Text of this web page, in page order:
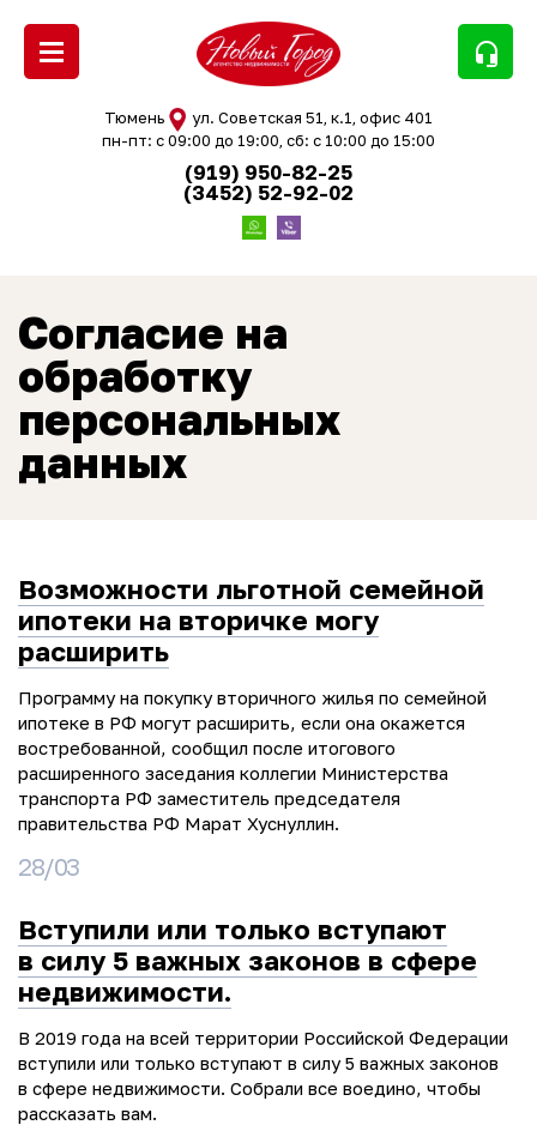
headset_mic
Тюмень
ул. Советская 51, к.1, офис 401
пн-пт: с 09:00 до 19:00, сб: с 10:00 до 15:00
(919) 950-82-25
(3452) 52-92-02
Согласие на
обработку
персональных
данных
Возможности льготной семейной
ипотеки на вторичке могу
расширить
Программу на покупку вторичного жилья по семейной
ипотеке в РФ могут расширить, если она окажется
востребованной, сообщил после итогового
расширенного заседания коллегии Министерства
транспорта РФ заместитель председателя
правительства РФ Марат Хуснуллин.
28/03
Вступили или только вступают
в силу 5 важных законов в сфере
недвижимости.
В 2019 года на всей территории Российской Федерации
вступили или только вступают в силу 5 важных законов
в сфере недвижимости. Собрали все воедино, чтобы
рассказать вам.